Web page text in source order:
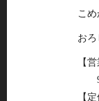
こ
お
【
【